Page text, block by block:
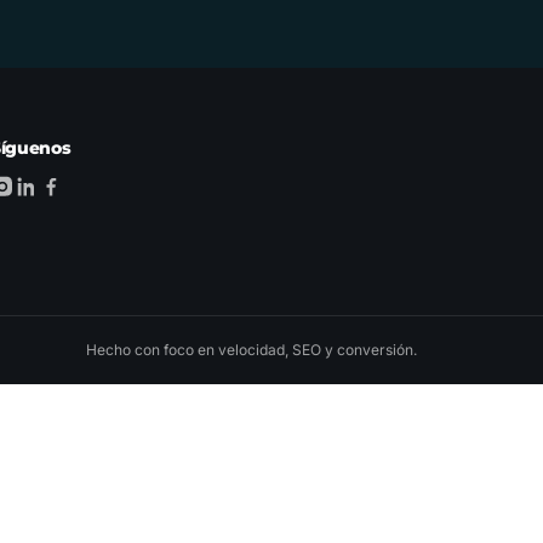
Hecho con foco en velocidad, SEO y conversión.